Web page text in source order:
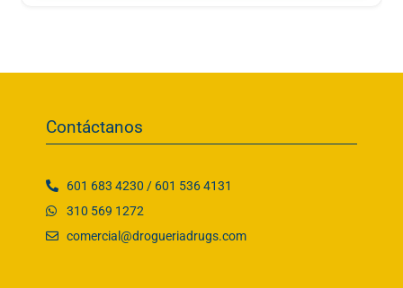
Contáctanos
601 683 4230 / 601 536 4131
310 569 1272
comercial@drogueriadrugs.com